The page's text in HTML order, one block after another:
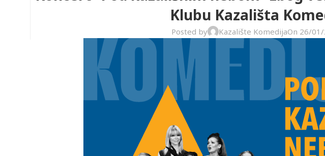
Klubu Kazališta
Posted by Kazalište KomedijaOn 26/